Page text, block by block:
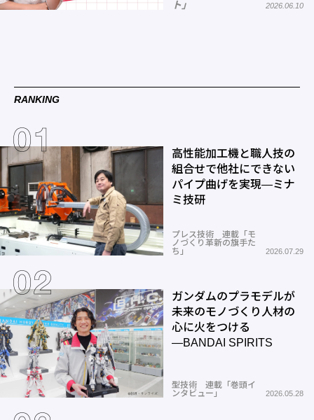
ト」
2026.06.10
RANKING
高性能加工機と職人技の
組合せで他社にできない
パイプ曲げを実現―ミナ
ミ技研
プレス技術 連載「モ
ノづくり革新の旗手た
ち」
2026.07.29
ガンダムのプラモデルが
未来のモノづくり人材の
心に火をつける
―BANDAI SPIRITS
型技術 連載「巻頭イ
ンタビュー」
2026.05.28